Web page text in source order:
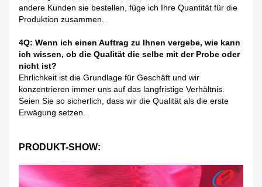
andere Kunden sie bestellen, füge ich Ihre Quantität für die
Produktion zusammen.
4Q: Wenn ich einen Auftrag zu Ihnen vergebe, wie kann
ich wissen, ob die Qualität die selbe mit der Probe oder
nicht ist?
Ehrlichkeit ist die Grundlage für Geschäft und wir
konzentrieren immer uns auf das langfristige Verhältnis.
Seien Sie so sicherlich, dass wir die Qualität als die erste
Erwägung setzen.
PRODUKT-SHOW: